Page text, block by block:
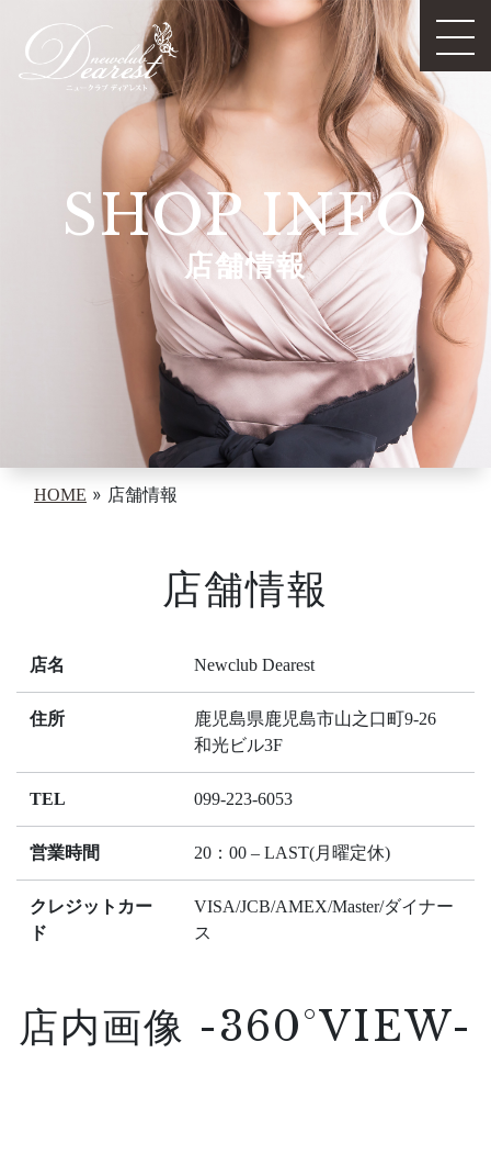
SHOP INFO
店舗情報
HOME » 店舗情報
店舗情報
店名 Newclub Dearest
住所
鹿児島県鹿児島市山之口町9-26
和光ビル3F
TEL 099-223-6053
営業時間 20：00 – LAST(月曜定休)
クレジットカー
ド
VISA/JCB/AMEX/Master/ダイナー
ス
店内画像 -360°VIEW-